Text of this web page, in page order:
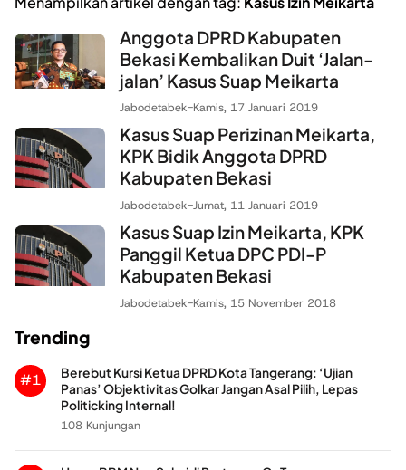
Anggota DPRD Kabupaten
Bekasi Kembalikan Duit ‘Jalan-
jalan’ Kasus Suap Meikarta
Jabodetabek-Kamis, 17 Januari 2019
Kasus Suap Perizinan Meikarta,
KPK Bidik Anggota DPRD
Kabupaten Bekasi
Jabodetabek-Jumat, 11 Januari 2019
Kasus Suap Izin Meikarta, KPK
Panggil Ketua DPC PDI-P
Kabupaten Bekasi
Jabodetabek-Kamis, 15 November 2018
Trending
#1
Berebut Kursi Ketua DPRD Kota Tangerang: ‘Ujian
Panas’ Objektivitas Golkar Jangan Asal Pilih, Lepas
Politicking Internal!
108 Kunjungan